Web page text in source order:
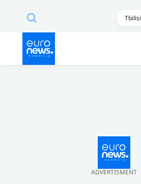
Tbilisi
ADVERTISMENT